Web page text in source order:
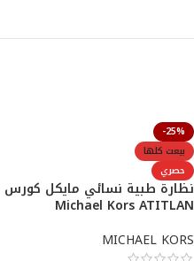
-25%
بيعت كلها
حصري
نظارة طبية نسائي مايكل كورس
Michael Kors ATITLAN
MICHAEL KORS